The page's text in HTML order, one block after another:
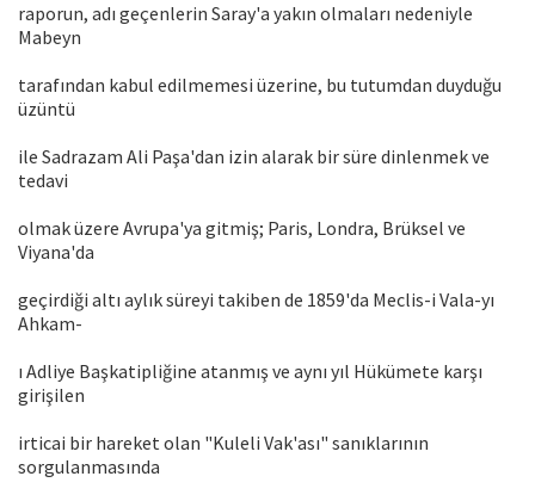
raporun, adı geçenlerin Saray'a yakın olmaları nedeniyle
Mabeyn
tarafından kabul edilmemesi üzerine, bu tutumdan duyduğu
üzüntü
ile Sadrazam Ali Paşa'dan izin alarak bir süre dinlenmek ve
tedavi
olmak üzere Avrupa'ya gitmiş; Paris, Londra, Brüksel ve
Viyana'da
geçirdiği altı aylık süreyi takiben de 1859'da Meclis-i Vala-yı
Ahkam-
ı Adliye Başkatipliğine atanmış ve aynı yıl Hükümete karşı
girişilen
irticai bir hareket olan "Kuleli Vak'ası" sanıklarının
sorgulanmasında